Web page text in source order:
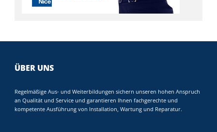
ÜBER UNS
Regelmäßige Aus- und Weiterbildungen sichern unseren hohen Anspruch
an Qualität und Service und garantieren Ihnen fachgerechte und
kompetente Ausführung von Installation, Wartung und Reparatur.